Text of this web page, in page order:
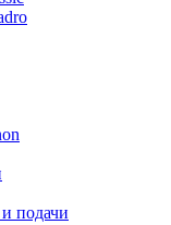
подачи